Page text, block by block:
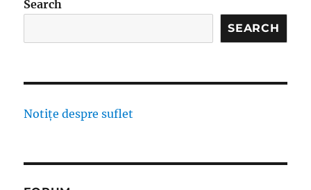
Search
SEARCH
Notițe despre suflet